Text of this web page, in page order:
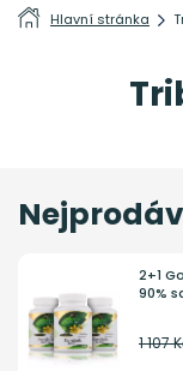
Hlavní stránka
2+1
90%
1 107